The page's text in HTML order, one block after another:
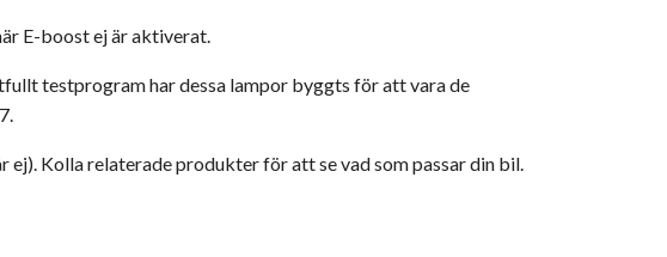
E-boost ej är aktiverat.
testprogram har dessa lampor byggts för att vara de
Kolla relaterade produkter för att se vad som passar din bil.